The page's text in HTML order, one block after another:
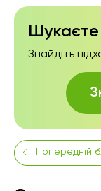
Знайдіть
Попередній